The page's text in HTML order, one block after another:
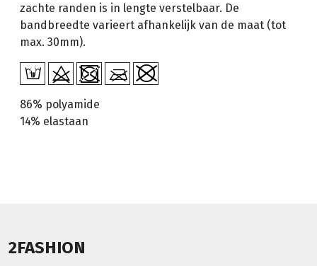
zachte randen is in lengte verstelbaar. De
bandbreedte varieert afhankelijk van de maat (tot
max. 30mm).
86% polyamide
14% elastaan
2FASHION